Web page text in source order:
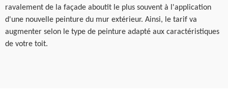
ravalement de la façade aboutit le plus souvent à l'application
d'une nouvelle peinture du mur extérieur. Ainsi, le tarif va
augmenter selon le type de peinture adapté aux caractéristiques
de votre toit.